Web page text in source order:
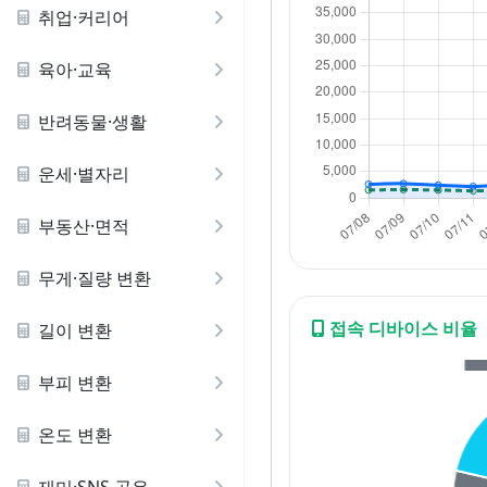
취업·커리어
육아·교육
반려동물·생활
운세·별자리
부동산·면적
무게·질량 변환
길이 변환
부피 변환
온도 변환
접속 디바이스 비율